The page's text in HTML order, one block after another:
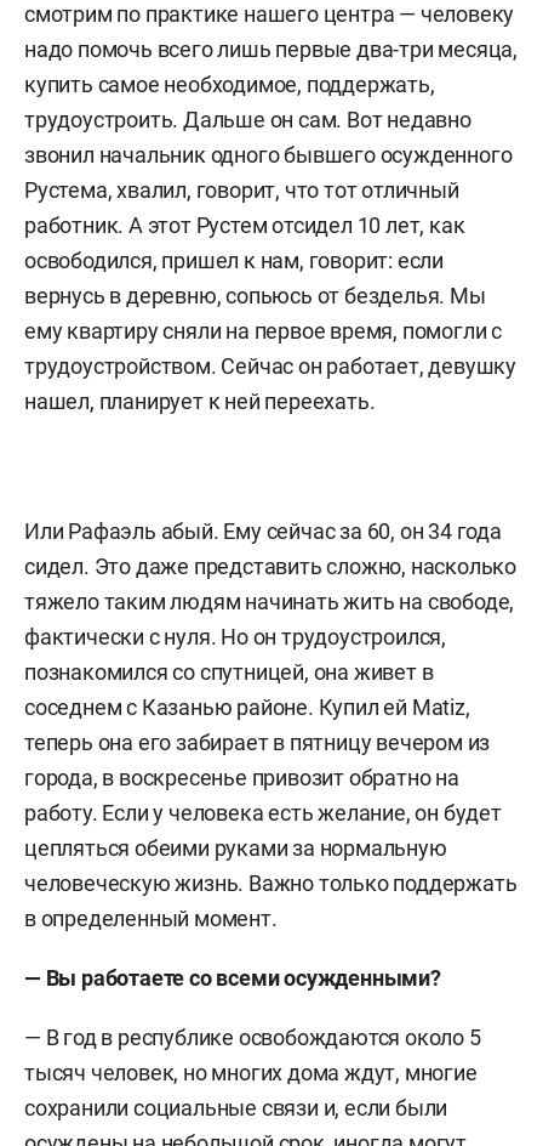
смотрим по практике нашего центра — человеку
надо помочь всего лишь первые два-три месяца,
купить самое необходимое, поддержать,
трудоустроить. Дальше он сам. Вот недавно
звонил начальник одного бывшего осужденного
Рустема, хвалил, говорит, что тот отличный
работник. А этот Рустем отсидел 10 лет, как
освободился, пришел к нам, говорит: если
вернусь в деревню, сопьюсь от безделья. Мы
ему квартиру сняли на первое время, помогли с
трудоустройством. Сейчас он работает, девушку
нашел, планирует к ней переехать.
Или Рафаэль абый. Ему сейчас за 60, он 34 года
сидел. Это даже представить сложно, насколько
тяжело таким людям начинать жить на свободе,
фактически с нуля. Но он трудоустроился,
познакомился со спутницей, она живет в
соседнем с Казанью районе. Купил ей Matiz,
теперь она его забирает в пятницу вечером из
города, в воскресенье привозит обратно на
работу. Если у человека есть желание, он будет
цепляться обеими руками за нормальную
человеческую жизнь. Важно только поддержать
в определенный момент.
— Вы работаете со всеми осужденными?
— В год в республике освобождаются около 5
тысяч человек, но многих дома ждут, многие
сохранили социальные связи и, если были